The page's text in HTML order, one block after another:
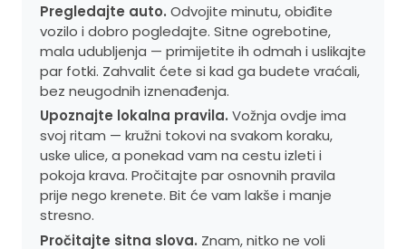
Pregledajte auto. Odvojite minutu, obiđite
vozilo i dobro pogledajte. Sitne ogrebotine,
mala udubljenja — primijetite ih odmah i uslikajte
par fotki. Zahvalit ćete si kad ga budete vraćali,
bez neugodnih iznenađenja.
Upoznajte lokalna pravila. Vožnja ovdje ima
svoj ritam — kružni tokovi na svakom koraku,
uske ulice, a ponekad vam na cestu izleti i
pokoja krava. Pročitajte par osnovnih pravila
prije nego krenete. Bit će vam lakše i manje
stresno.
Pročitajte sitna slova. Znam, nitko ne voli